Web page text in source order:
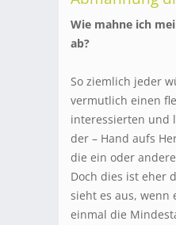
Wie mahne ich
ab?
So ziemlich jeder
vermutlich einen
interessierten und
der – Hand aufs
die ein oder
Doch dies ist eher
sieht es aus, wenn
einmal die